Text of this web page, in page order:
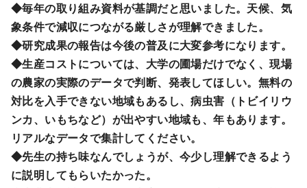
◆毎年の取り組み資料が基調だと思いました。天候、気
象条件で減収につながる厳しさが理解できました。
◆研究成果の報告は今後の普及に大変参考になります。
◆生産コストについては、大学の圃場だけでなく、現場
の農家の実際のデータで判断、発表してほしい。無料の
対比を入手できない地域もあるし、病虫害（トビイリウ
ンカ、いもちなど）が出やすい地域も、年もあります。
リアルなデータで集計してください。
◆先生の持ち味なんでしょうが、今少し理解できるよう
に説明してもらいたかった。